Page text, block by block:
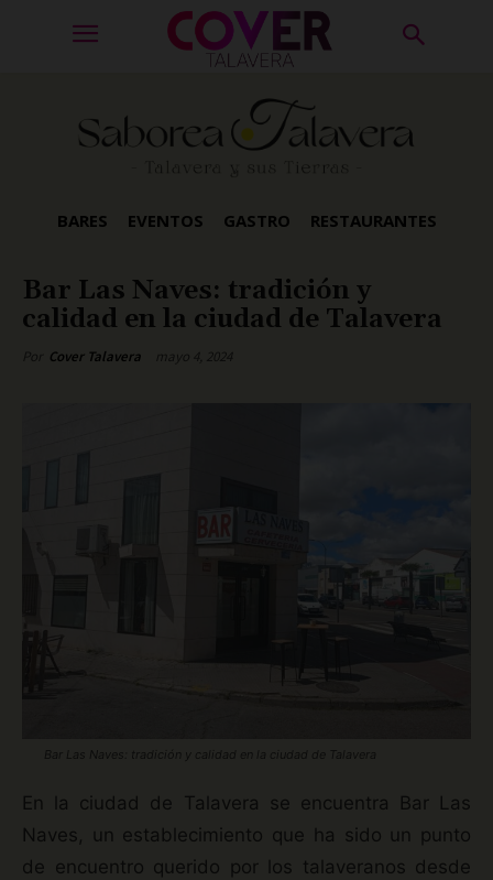
BARES EVENTOS GASTRO RESTAURANTES
Bar Las Naves: tradición y
calidad en la ciudad de Talavera
Por Cover Talavera mayo 4, 2024
Bar Las Naves: tradición y calidad en la ciudad de Talavera
En la ciudad de Talavera se encuentra Bar Las
Naves, un establecimiento que ha sido un punto
de encuentro querido por los talaveranos desde